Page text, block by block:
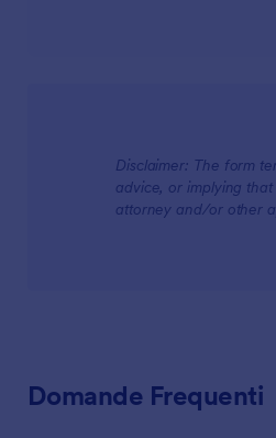
Disclaimer: The form
advice, or implying
attorney and/or other
Domande Frequenti